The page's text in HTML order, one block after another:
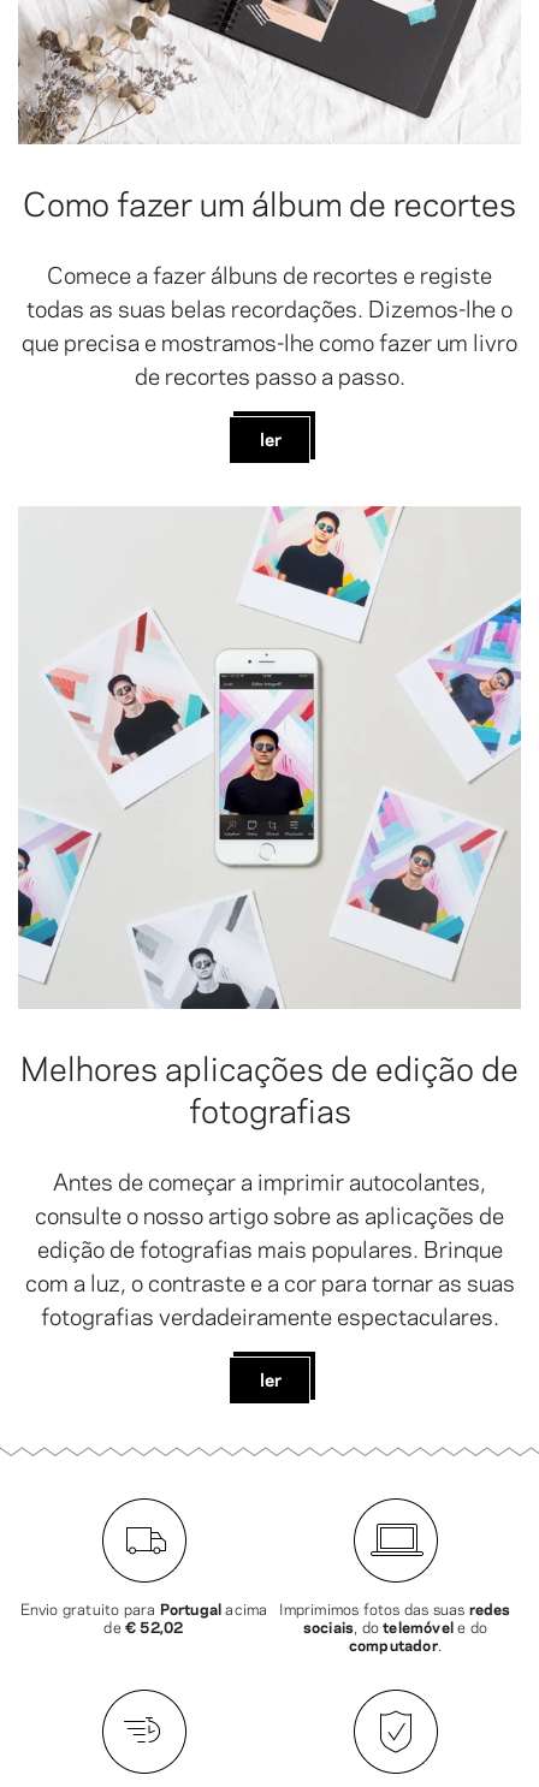
Como fazer um álbum de recortes
Comece a fazer álbuns de recortes e registe
todas as suas belas recordações. Dizemos-lhe o
que precisa e mostramos-lhe como fazer um livro
de recortes passo a passo.
ler
Melhores aplicações de edição de
fotografias
Antes de começar a imprimir autocolantes,
consulte o nosso artigo sobre as aplicações de
edição de fotografias mais populares. Brinque
com a luz, o contraste e a cor para tornar as suas
fotografias verdadeiramente espectaculares.
ler
Envio gratuito para Portugalacima
de€ 52,02
Imprimimos fotos das suas redes
sociais , dotelemóvele do
computador.